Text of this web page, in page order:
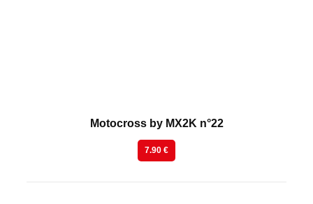
Motocross by MX2K n°22
7.90 €